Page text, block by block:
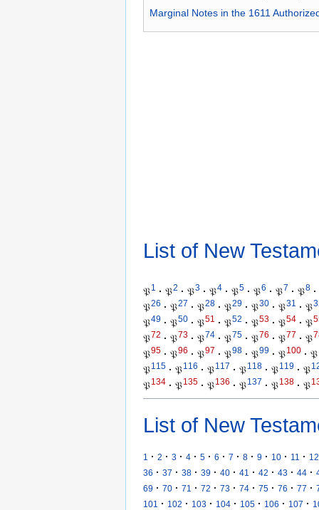
Marginal Notes in the 1611
List of New
𝔓1 · 𝔓2 · 𝔓3 · 𝔓4 · 𝔓5 · 𝔓6 · 𝔓7 · 𝔓8 ·
𝔓26 · 𝔓27 · 𝔓28 · 𝔓29 · 𝔓30 · 𝔓31 · 𝔓
𝔓49 · 𝔓50 · 𝔓51 · 𝔓52 · 𝔓53 · 𝔓54 · 𝔓
𝔓72 · 𝔓73 · 𝔓74 · 𝔓75 · 𝔓76 · 𝔓77 · 𝔓
𝔓95 · 𝔓96 · 𝔓97 · 𝔓98 · 𝔓99 · 𝔓100 · 𝔓
𝔓115 · 𝔓116 · 𝔓117 · 𝔓118 · 𝔓119 · 𝔓
𝔓134 · 𝔓135 · 𝔓136 · 𝔓137 · 𝔓138 · 𝔓
List of New
1 · 2 · 3 · 4 · 5 · 6 · 7 · 8 · 9 · 10 · 11 · 12
36 · 37 · 38 · 39 · 40 · 41 · 42 · 43 · 44 ·
69 · 70 · 71 · 72 · 73 · 74 · 75 · 76 · 77 ·
101
· 102 · 103 · 104 · 105 · 106 · 107 ·